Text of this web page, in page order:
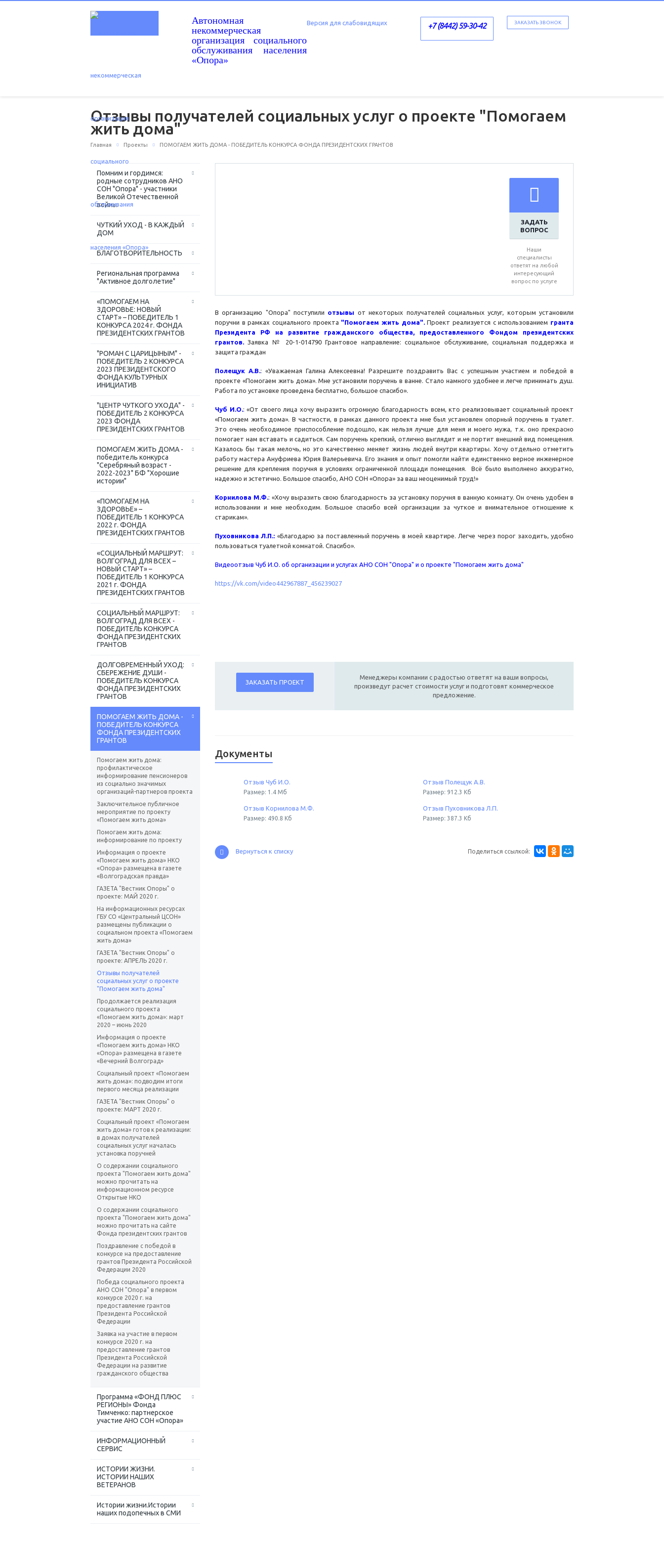
Автономная
некоммерческая
организация социального
обслуживания населения
«Опора»
ЗАКАЗАТЬ ЗВОНОК
+7 (8442) 59-30-42
Версия для слабовидящих
Отзывы получателей социальных услуг о проекте "Помогаем
жить дома"
Главная Проекты ПОМОГАЕМ ЖИТЬ ДОМА - ПОБЕДИТЕЛЬ КОНКУРСА ФОНДА ПРЕЗИДЕНТСКИХ ГРАНТОВ
Помним и гордимся:
родные сотрудников АНО
СОН "Опора" - участники
Великой Отечественной
войны
ЧУТКИЙ УХОД - В КАЖДЫЙ
ДОМ
БЛАГОТВОРИТЕЛЬНОСТЬ
Региональная программа
"Активное долголетие"
«ПОМОГАЕМ НА
ЗДОРОВЬЕ: НОВЫЙ
СТАРТ» – ПОБЕДИТЕЛЬ 1
КОНКУРСА 2024 г. ФОНДА
ПРЕЗИДЕНТСКИХ ГРАНТОВ
"РОМАН С ЦАРИЦЫНЫМ" -
ПОБЕДИТЕЛЬ 2 КОНКУРСА
2023 ПРЕЗИДЕНТСКОГО
ФОНДА КУЛЬТУРНЫХ
ИНИЦИАТИВ
"ЦЕНТР ЧУТКОГО УХОДА" -
ПОБЕДИТЕЛЬ 2 КОНКУРСА
2023 ФОНДА
ПРЕЗИДЕНТСКИХ ГРАНТОВ
ПОМОГАЕМ ЖИТЬ ДОМА -
победитель конкурса
"Серебряный возраст -
2022-2023" БФ "Хорошие
истории"
«ПОМОГАЕМ НА
ЗДОРОВЬЕ» –
ПОБЕДИТЕЛЬ 1 КОНКУРСА
2022 г. ФОНДА
ПРЕЗИДЕНТСКИХ ГРАНТОВ
«СОЦИАЛЬНЫЙ МАРШРУТ:
ВОЛГОГРАД ДЛЯ ВСЕХ –
НОВЫЙ СТАРТ» –
ПОБЕДИТЕЛЬ 1 КОНКУРСА
2021 г. ФОНДА
ПРЕЗИДЕНТСКИХ ГРАНТОВ
СОЦИАЛЬНЫЙ МАРШРУТ:
ВОЛГОГРАД ДЛЯ ВСЕХ -
ПОБЕДИТЕЛЬ КОНКУРСА
ФОНДА ПРЕЗИДЕНТСКИХ
ГРАНТОВ
ДОЛГОВРЕМЕННЫЙ УХОД:
СБЕРЕЖЕНИЕ ДУШИ -
ПОБЕДИТЕЛЬ КОНКУРСА
ФОНДА ПРЕЗИДЕНТСКИХ
ГРАНТОВ
ПОМОГАЕМ ЖИТЬ ДОМА -
ПОБЕДИТЕЛЬ КОНКУРСА
ФОНДА ПРЕЗИДЕНТСКИХ
ГРАНТОВ
Помогаем жить дома:
профилактическое
информирование пенсионеров
из социально значимых
организаций-партнеров проекта
Заключительное публичное
мероприятие по проекту
«Помогаем жить дома»
Помогаем жить дома:
информирование по проекту
Информация о проекте
«Помогаем жить дома» НКО
«Опора» размещена в газете
«Волгоградская правда»
ГАЗЕТА "Вестник Опоры" о
проекте: МАЙ 2020 г.
На информационных ресурсах
ГБУ СО «Центральный ЦСОН»
размещены публикации о
социальном проекта «Помогаем
жить дома»
ГАЗЕТА "Вестник Опоры" о
проекте: АПРЕЛЬ 2020 г.
Отзывы получателей
социальных услуг о проекте
"Помогаем жить дома"
Продолжается реализация
социального проекта
«Помогаем жить дома»: март
2020 – июнь 2020
Информация о проекте
«Помогаем жить дома» НКО
«Опора» размещена в газете
«Вечерний Волгоград»
Социальный проект «Помогаем
жить дома»: подводим итоги
первого месяца реализации
ГАЗЕТА "Вестник Опоры" о
проекте: МАРТ 2020 г.
Социальный проект «Помогаем
жить дома» готов к реализации:
в домах получателей
социальных услуг началась
установка поручней
О содержании социального
проекта "Помогаем жить дома"
можно прочитать на
информационном ресурсе
Открытые НКО
О содержании социального
проекта "Помогаем жить дома"
можно прочитать на сайте
Фонда президентских грантов
Поздравление с победой в
конкурсе на предоставление
грантов Президента Российской
Федерации 2020
Победа социального проекта
АНО СОН "Опора" в первом
конкурсе 2020 г. на
предоставление грантов
Президента Российской
Федерации
Заявка на участие в первом
конкурсе 2020 г. на
предоставление грантов
Президента Российской
Федерации на развитие
гражданского общества
Программа «ФОНД ПЛЮС
РЕГИОНЫ» Фонда
Тимченко: партнерское
участие АНО СОН «Опора»
ИНФОРМАЦИОННЫЙ
СЕРВИС
ИСТОРИИ ЖИЗНИ.
ИСТОРИИ НАШИХ
ВЕТЕРАНОВ
Истории жизни.Истории
наших подопечных в СМИ
ЗАДАТЬ
ВОПРОС
Наши
специалисты
ответят на любой
интересующий
вопрос по услуге
В организацию "Опора" поступили отзывы от некоторых получателей социальных услуг, которым установили
поручни в рамках социального проекта "Помогаем жить дома".Проект реализуется с использованием гранта
Президента РФ на развитие гражданского общества, предоставленного Фондом президентских
грантов. Заявка № 20-1-014790 Грантовое направление: социальное обслуживание, социальная поддержка и
защита граждан
Полещук А.В.: «Уважаемая Галина Алексеевна! Разрешите поздравить Вас с успешным участием и победой в
проекте «Помогаем жить дома». Мне установили поручень в ванне. Стало намного удобнее и легче принимать душ.
Работа по установке проведена бесплатно, большое спасибо».
Чуб И.О.: «От своего лица хочу выразить огромную благодарность всем, кто реализовывает социальный проект
«Помогаем жить дома». В частности, в рамках данного проекта мне был установлен опорный поручень в туалет.
Это очень необходимое приспособление подошло, как нельзя лучше для меня и моего мужа, т.к. оно прекрасно
помогает нам вставать и садиться. Сам поручень крепкий, отлично выглядит и не портит внешний вид помещения.
Казалось бы такая мелочь, но это качественно меняет жизнь людей внутри квартиры. Хочу отдельно отметить
работу мастера Ануфриева Юрия Валерьевича. Его знания и опыт помогли найти единственно верное инженерное
решение для крепления поручня в условиях ограниченной площади помещения. Всё было выполнено аккуратно,
надежно и эстетично. Большое спасибо, АНО СОН «Опора» за ваш неоценимый труд!»
Корнилова М.Ф.: «Хочу выразить свою благодарность за установку поручня в ванную комнату. Он очень удобен в
использовании и мне необходим. Большое спасибо всей организации за чуткое и внимательное отношение к
старикам».
Пуховникова Л.П.: «Благодарю за поставленный поручень в моей квартире. Легче через порог заходить, удобно
пользоваться туалетной комнатой. Спасибо».
Видеоотзыв Чуб И.О. об организации и услугах АНО СОН "Опора" и о проекте "Помогаем жить дома"
https://vk.com/video442967887_456239027
ЗАКАЗАТЬ ПРОЕКТ
Менеджеры компании с радостью ответят на ваши вопросы,
произведут расчет стоимости услуг и подготовят коммерческое
предложение.
Документы
Отзыв Чуб И.О.
Размер: 1.4 Мб
Отзыв Полещук А.В.
Размер: 912.3 Кб
Отзыв Корнилова М.Ф.
Размер: 490.8 Кб
Отзыв Пуховникова Л.П.
Размер: 387.3 Кб
Поделиться ссылкой:
Вернуться к списку